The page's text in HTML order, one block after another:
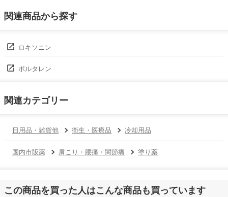
関連商品から探す
ロキソニン
ボルタレン
関連カテゴリー
日用品・雑貨他 衛生・医療品 冷却用品
国内市販薬 肩こり・腰痛・関節痛 塗り薬
この商品を買った人はこんな商品も買っています